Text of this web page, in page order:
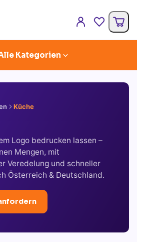
Kategorien
Küche
Logo bedrucken lassen –
Mengen, mit
Veredelung und schneller
Österreich & Deutschland.